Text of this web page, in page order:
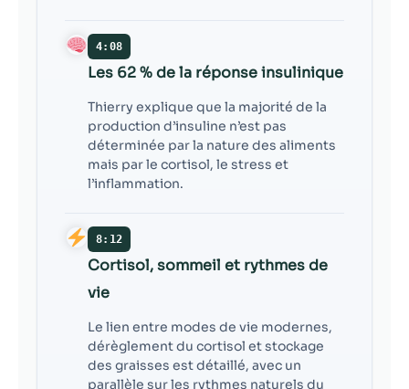
4:08
Les 62 % de la réponse insulinique
Thierry explique que la majorité de la
production d’insuline n’est pas
déterminée par la nature des aliments
mais par le cortisol, le stress et
l’inflammation.
8:12
Cortisol, sommeil et rythmes de
vie
Le lien entre modes de vie modernes,
dérèglement du cortisol et stockage
des graisses est détaillé, avec un
parallèle sur les rythmes naturels du